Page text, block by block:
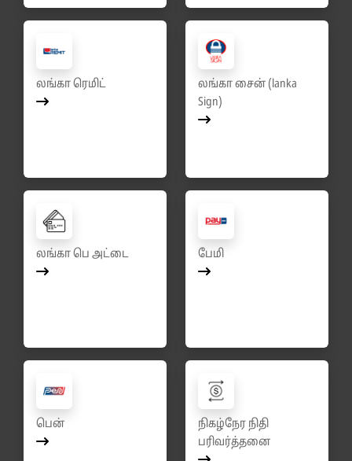
லங்கா ரெமிட்
லங்கா சைன் (lanka
Sign)
லங்கா பெ அட்டை பேமி
பென்
நிகழ்நேர நிதி
பரிவர்த்தனை